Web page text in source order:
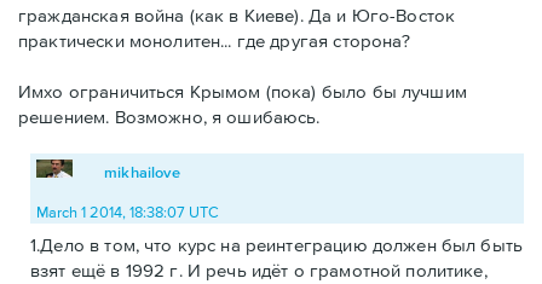
гражданская война (как в Киеве). Да и Юго-Восток
практически монолитен... где другая сторона?
Имхо ограничиться Крымом (пока) было бы лучшим
решением. Возможно, я ошибаюсь.
mikhailove
March 1 2014, 18:38:07 UTC
1.Дело в том, что курс на реинтеграцию должен был быть
взят ещё в 1992 г. И речь идёт о грамотной политике,